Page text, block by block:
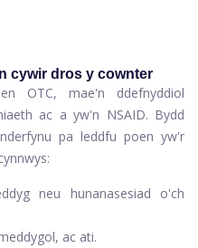
cywir dros y cownter
OTC, mae'n ddefnyddiol
ac a yw'n NSAID. Bydd
pa leddfu poen yw'r
neu hunanasesiad o'ch
ac ati.